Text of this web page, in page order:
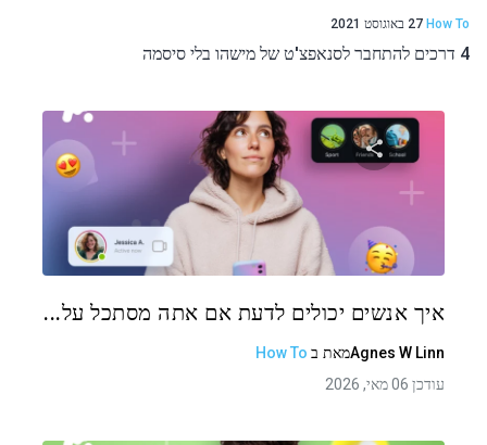
How To 27 באוגוסט 2021
4 דרכים להתחבר לסנאפצ'ט של מישהו בלי סיסמה
שתף מאמר זה
איך אנשים יכולים לדעת אם אתה מסתכל על...
Agnes W Linnמאת ב How To
עודכן 06 מאי, 2026